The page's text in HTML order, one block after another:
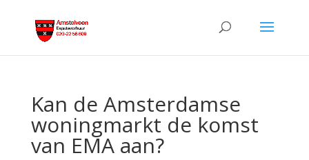
Kan de Amsterdamse
woningmarkt de komst
van EMA aan?